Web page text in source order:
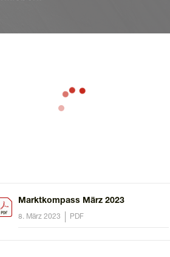
Marktkompass März 2023
8. März 2023 PDF